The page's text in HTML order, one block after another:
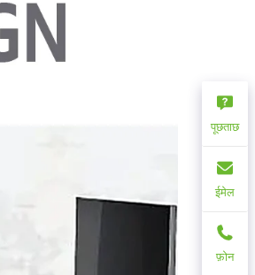
पूछताछ
ईमेल
फ़ोन